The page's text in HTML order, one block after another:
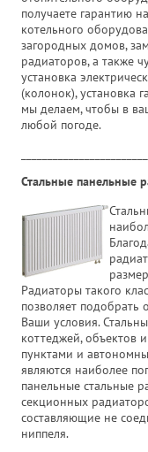
получаете гарантию
котельного
загородных домов,
радиаторов, а также
установка
(колонок), установка
мы делаем, чтобы в
любой погоде.
Стальные панельные
Радиаторы такого
позволяет подобрать
Ваши условия.
коттеджей, объектов
пунктами и
являются наиболее
панельные стальные
секционных
составляющие не
ниппеля.